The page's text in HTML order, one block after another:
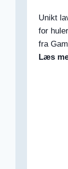
Unikt
for
fra
Læs